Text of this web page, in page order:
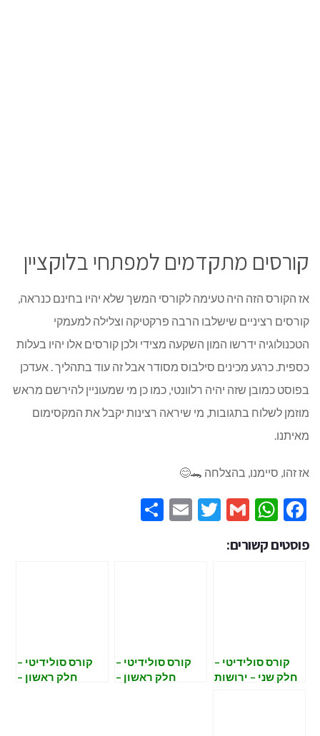
קורסים מתקדמים למפתחי בלוקציין
אז הקורס הזה היה טעימה לקורסי המשך שלא יהיו בחינם כנראה,
קורסים רציניים שישלבו הרבה פרקטיקה וצלילה למעמקי
הטכנולוגיה ידרשו המון השקעה מצידי ולכן קורסים אלו יהיו בעלות
כספית. כרגע מכינים סילבוס מסודר אבל זה עוד בתהליך . אעדכן
בפוסט כמובן שזה יהיה רלוונטי, כמו כן מי שמעוניין להירשם מראש
מוזמן לשלוח בתגובות, מי שיראה רצינות יקבל את המקסימום
מאיתנו.
אז זהו, סיימנו, בהצלחה 🐊😊
Facebook
WhatsApp
Gmail
Twitter
Email
פוסטים קשורים:
קורס סולידיטי –
חלק שני – ירושות
קורס סולידיטי –
חלק ראשון –
קורס סולידיטי –
חלק ראשון –